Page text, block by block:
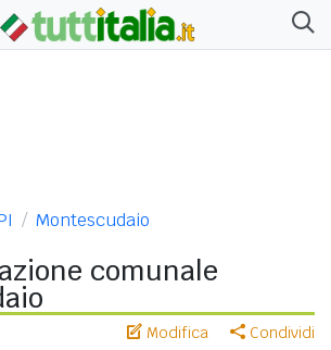
Montescudaio
comunale
Modifica Condividi